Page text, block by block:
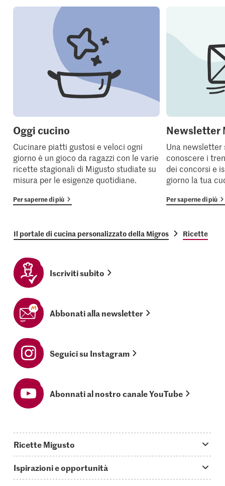
Oggi cucino
Cucinare piatti gustosi e veloci ogni
giorno è un gioco da ragazzi con le varie
ricette stagionali di Migusto studiate su
misura per le esigenze quotidiane.
Per saperne di più
Newsletter
Una
conoscere i
dei concorsi e
giorno la tua
Per saperne di più
Il portale di cucina personalizzato della Migros Ricette
Iscriviti subito
Abbonati alla newsletter
Seguici su Instagram
Abonnati al nostro canale YouTube
Ricette Migusto
Oggi cucino
Ispirazioni e opportunità